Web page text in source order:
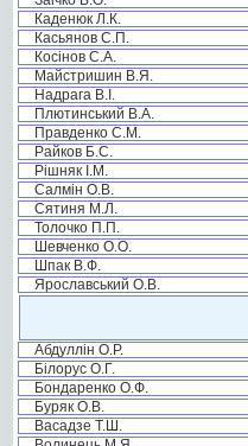
Каденюк Л.К.
Касьянов С.П.
Косінов С.А.
Майстришин В.Я.
Надрага В.І.
Плютинський В.А.
Правденко С.М.
Райков Б.С.
Рішняк І.М.
Салмін О.В.
Сятиня М.Л.
Толочко П.П.
Шевченко О.О.
Шпак В.Ф.
Ярославський О.В.
Абдуллін О.Р.
Білорус О.Г.
Бондаренко О.Ф.
Буряк О.В.
Васадзе Т.Ш.